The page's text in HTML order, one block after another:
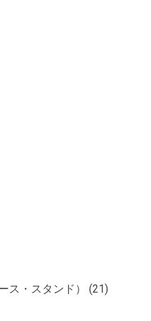
ス・スタンド）
(21)